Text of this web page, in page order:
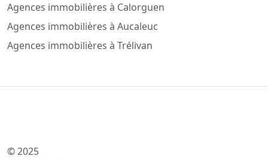
Agences immobilières à Calorguen
Agences immobilières à Aucaleuc
Agences immobilières à Trélivan
© 2025